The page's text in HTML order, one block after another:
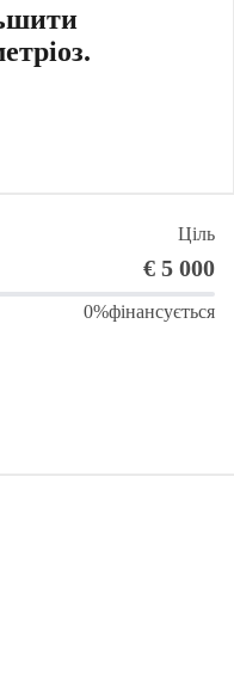
Ціль
€ 5 000
0%фінансується